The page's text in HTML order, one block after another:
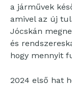
a járművek
amivel az új
Jócskán
és
hogy mennyit
2024 első hat